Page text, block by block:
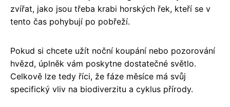
zvířat, jako jsou třeba krabi horských řek, kteří se v
tento čas pohybují po pobřeží.
Pokud si chcete užít noční koupání nebo pozorování
hvězd, úplněk vám poskytne dostatečné světlo.
Celkově lze tedy říci, že fáze měsíce má svůj
specifický vliv na biodiverzitu a cyklus přírody.